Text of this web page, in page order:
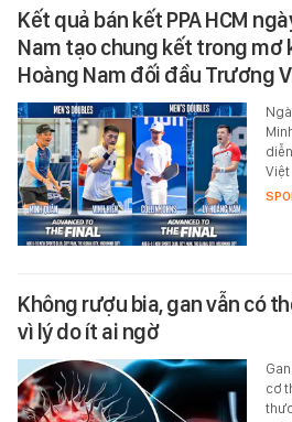
Kết quả bán kết PPA HCM
Nam tạo chung kết trong mơ
Hoàng Nam đối đầu Trương
Việt
Không rượu bia, gan vẫn có
vì lý do ít ai ngờ
cơ